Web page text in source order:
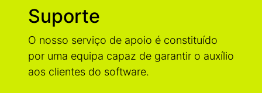
Suporte
O nosso serviço de apoio é constituído
por uma equipa capaz de garantir o auxílio
aos clientes do software.